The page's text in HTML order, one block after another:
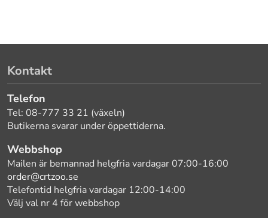
Kontakt
Telefon
Tel: 08-777 33 21 (växeln)
Butikerna svarar under öppettiderna.
Webbshop
Mailen är bemannad helgfria vardagar 07:00-16:00
order@crtzoo.se
Telefontid helgfria vardagar 12:00-14:00
Välj val nr 4 för webbshop